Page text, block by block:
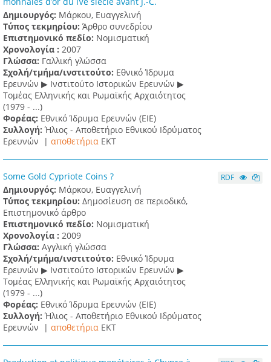
Δημιουργός: Μάρκου, Ευαγγελινή
Τύπος τεκμηρίου: Άρθρο συνεδρίου
Επιστημονικό πεδίο: Νομισματική
Χρονολογία : 2007
Γλώσσα: Γαλλική γλώσσα
Σχολή/τμήμα/ινστιτούτο: Εθνικό Ίδρυμα
Ερευνών ▶ Ινστιτούτο Ιστορικών Ερευνών ▶
Τομέας Ελληνικής και Ρωμαϊκής Αρχαιότητος
(1979 - ...)
Φορέας: Εθνικό Ίδρυμα Ερευνών (ΕΙΕ)
Συλλογή:Ήλιος - Αποθετήριο Εθνικού Ιδρύματος
Ερευνών | αποθετήρια EKT
Some Gold Cypriote Coins ?
Δημιουργός: Μάρκου, Ευαγγελινή
Τύπος τεκμηρίου: Δημοσίευση σε περιοδικό,
Επιστημονικό άρθρο
Επιστημονικό πεδίο: Νομισματική
Χρονολογία : 2009
Γλώσσα: Αγγλική γλώσσα
Σχολή/τμήμα/ινστιτούτο: Εθνικό Ίδρυμα
Ερευνών ▶ Ινστιτούτο Ιστορικών Ερευνών ▶
Τομέας Ελληνικής και Ρωμαϊκής Αρχαιότητος
(1979 - ...)
Φορέας: Εθνικό Ίδρυμα Ερευνών (ΕΙΕ)
Συλλογή:Ήλιος - Αποθετήριο Εθνικού Ιδρύματος
Ερευνών | αποθετήρια EKT
RDF